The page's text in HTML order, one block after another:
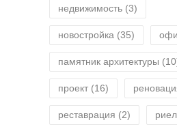
недвижимость (3)
новостройка (35)
памятник архитектуры
проект (16)
реставрация (2)